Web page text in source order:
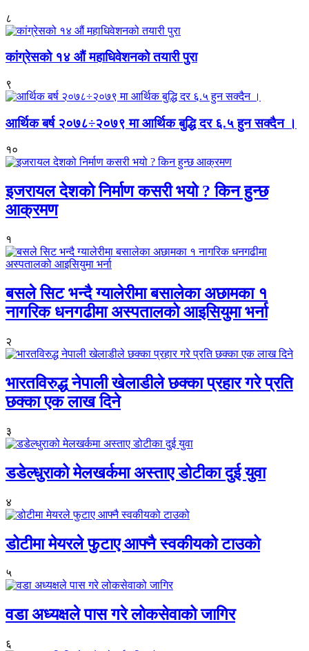
८
कांग्रेसको १४ औं महाधिवेशनको तयारी पुरा
९
आर्थिक बर्ष २०७८÷२०७९ मा आर्थिक बुद्धि दर ६.५ हुन सक्दैन ।
१०
इजरायल देशको निर्माण कसरी भयो ? किन हुन्छ
आक्रमण
१
बसले सिट भन्दै ग्यालेरीमा बसालेका अछामका १
नागरिक धनगढीमा अस्पतालको आइसियुमा भर्ना
२
भारतविरुद्ध नेपाली खेलाडीले छक्का प्रहार गरे प्रति
छक्का एक लाख दिने
३
डडेल्धुराको मेलखर्कमा अस्ताए डोटीका दुई युवा
४
डोटीमा मेयरले फुटाए आफ्नै स्वकीयको टाउको
५
वडा अध्यक्षले पास गरे लोकसेवाको जागिर
६